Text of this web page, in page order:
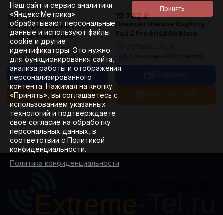
36 742 ₽
Смартфон Oukitel WP55
Ultra 12/512Gb Grey
Осталась 1 шт.
Начислим +525 бонусов
В корзину
Запрос счета / КП
19 782 ₽
Планшет Ulefone RugKing
Pad 2 Pro 8/128Gb Black
Начислим + бонусов
Наш сайт и сервис аналитики
«Яндекс.Метрика»
обрабатывают персональные
данные и используют файлы
cookie и другие
идентификаторы. Это нужно
для функционирования сайта,
анализа работы и отображения
персонализированного
контента. Нажимая на кнопку
«Принять», вы соглашаетесь с
использованием указанных
технологий и подтверждаете
свое согласие на обработку
персональных данных, в
соответствии с Политикой
конфиденциальности.
Политика конфиденциальности